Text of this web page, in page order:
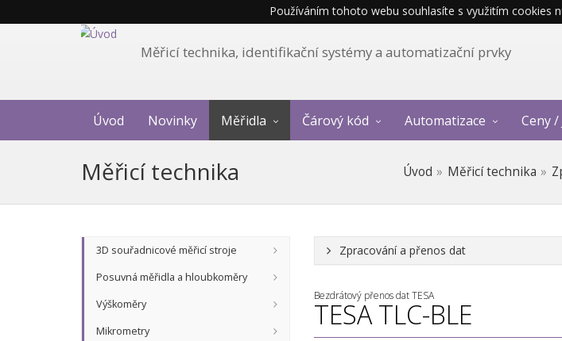
Používáním tohoto webu souhlasíte s využitím cookies
Měřicí technika, identifikační systémy a automatizační prvky
Úvod Novinky Měřidla Čárový kód Automatizace Ceny
Měřicí technika Úvod Měřicí technika
3D souřadnicové měřicí stroje
Posuvná měřidla a hloubkoměry
Výškoměry
Mikrometry
Zpracování a přenos dat
Bezdrátový přenos dat TESA
TESA TLC-BLE